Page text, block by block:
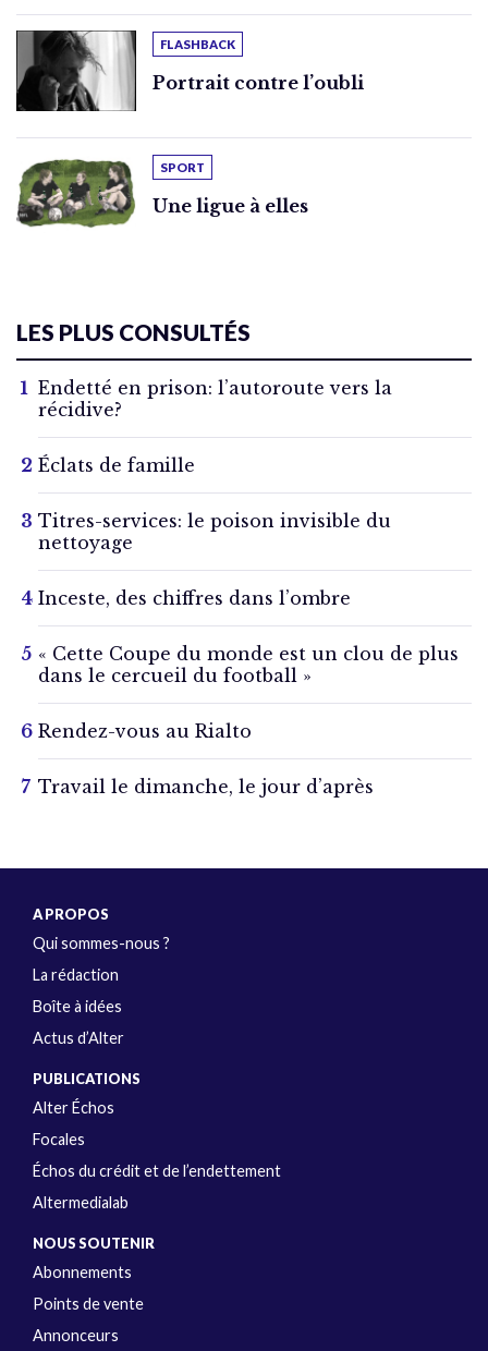
FLASHBACK
Portrait contre l’oubli
SPORT
Une ligue à elles
LES PLUS CONSULTÉS
Endetté en prison: l’autoroute vers la
récidive?
Éclats de famille
Titres-services: le poison invisible du
nettoyage
Inceste, des chiffres dans l’ombre
« Cette Coupe du monde est un clou de plus
dans le cercueil du football »
Rendez-vous au Rialto
Travail le dimanche, le jour d’après
A PROPOS
Qui sommes-nous ?
La rédaction
Boîte à idées
Actus d’Alter
PUBLICATIONS
Alter Échos
Focales
Échos du crédit et de l’endettement
Altermedialab
NOUS SOUTENIR
Abonnements
Points de vente
Annonceurs